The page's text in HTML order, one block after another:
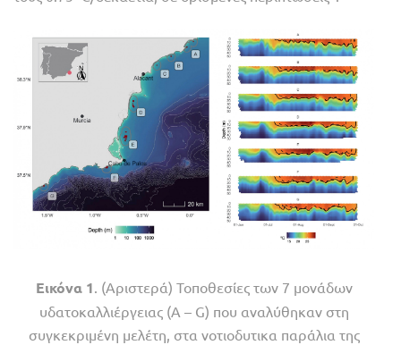
Eικόνα 1. (Αριστερά) Τοποθεσίες των 7 μονάδων
υδατοκαλλιέργειας (A – G) που αναλύθηκαν στη
συγκεκριμένη μελέτη, στα νοτιοδυτικα παράλια της